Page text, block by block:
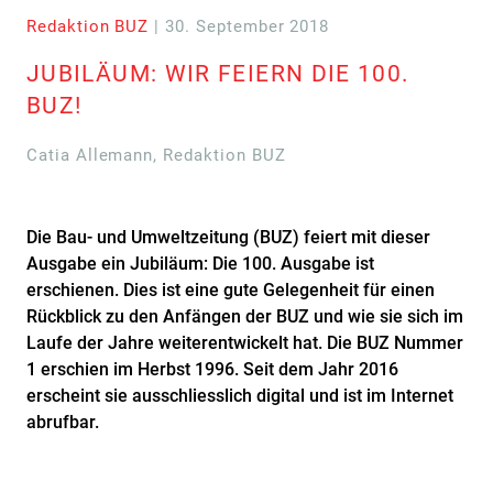
Redaktion BUZ | 30. September 2018
JUBILÄUM: WIR FEIERN DIE 100.
BUZ!
Catia Allemann, Redaktion BUZ
Die Bau- und Umweltzeitung (BUZ) feiert mit dieser
Ausgabe ein Jubiläum: Die 100. Ausgabe ist
erschienen. Dies ist eine gute Gelegenheit für einen
Rückblick zu den Anfängen der BUZ und wie sie sich im
Laufe der Jahre weiterentwickelt hat. Die BUZ Nummer
1 erschien im Herbst 1996. Seit dem Jahr 2016
erscheint sie ausschliesslich digital und ist im Internet
abrufbar.